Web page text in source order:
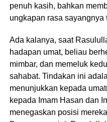
penuh kasih, bahkan
ungkapan rasa sayangnya
Ada kalanya, saat
hadapan umat, beliau
mimbar, dan memeluk
sahabat. Tindakan ini
menunjukkan kepada
kepada Imam Hasan dan
menegaskan posisi